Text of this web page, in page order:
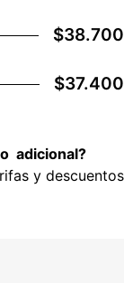
$38.700
$37.400
adicional?
y descuentos